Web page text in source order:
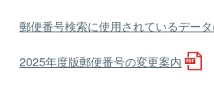
郵便番号検索に使用されているデー
2025年度版郵便番号の変更案内